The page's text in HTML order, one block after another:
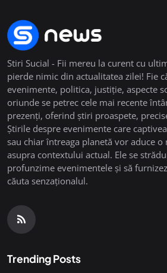
Stiri Sucial - Fii mereu la curent cu
pierde nimic din actualitatea zilei! Fie
evenimente, politica, justiție, aspecte
oriunde se petrec cele mai recente
prezenți, oferind știri proaspete,
Știrile despre evenimente care
sau chiar întreaga planetă vor aduce o
asupra contextului actual. Ele se
profunzime evenimentele și să
căuta senzaționalul.
Trending Posts